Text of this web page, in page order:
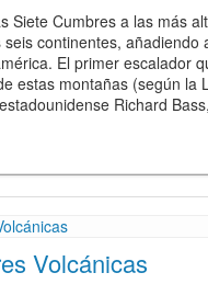
Siete Cumbres a las más
continentes, añadiendo
El primer escalador
estas montañas (según la
Richard
Volcánicas